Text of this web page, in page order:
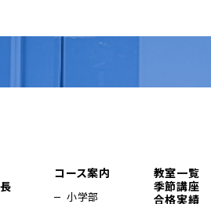
コース案内
小学部
教室一覧
季節講座
合格実績